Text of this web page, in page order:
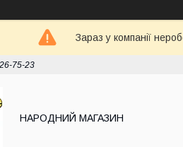
Зараз у компанії
75-23
НАРОДНИЙ МАГАЗИН